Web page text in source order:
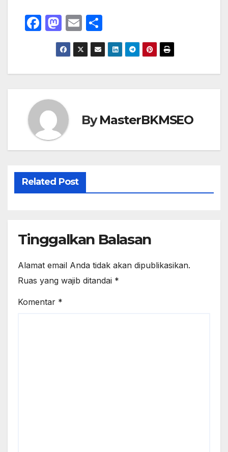
F
e
o
o
k
M
a
st
o
o
n
E
m
ail
h
ar
e
ByMasterBKMSEO
Related Post
Tinggalkan Balasan
Alamat email Anda tidak akan dipublikasikan.
Ruas yang wajib ditandai *
Komentar *